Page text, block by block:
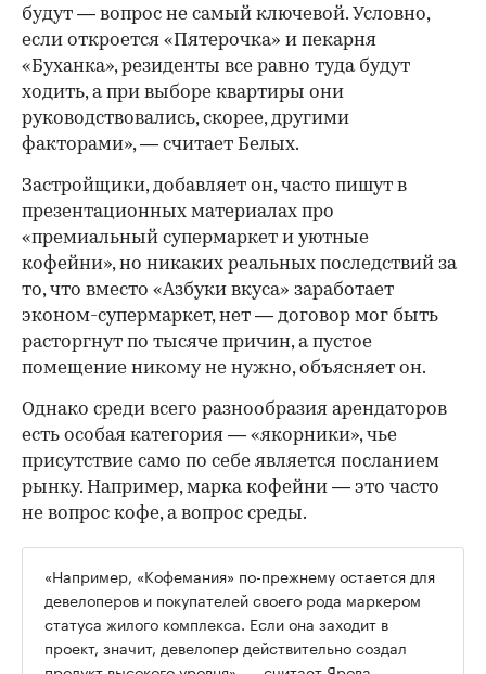
будут — вопрос не самый ключевой. Условно,
если откроется «Пятерочка» и пекарня
«Буханка», резиденты все равно туда будут
ходить, а при выборе квартиры они
руководствовались, скорее, другими
факторами», — считает Белых.
Застройщики, добавляет он, часто пишут в
презентационных материалах про
«премиальный супермаркет и уютные
кофейни», но никаких реальных последствий за
то, что вместо «Азбуки вкуса» заработает
эконом-супермаркет, нет — договор мог быть
расторгнут по тысяче причин, а пустое
помещение никому не нужно, объясняет он.
Однако среди всего разнообразия арендаторов
есть особая категория — «якорники», чье
присутствие само по себе является посланием
рынку. Например, марка кофейни — это часто
не вопрос кофе, а вопрос среды.
«Например, «Кофемания» по-прежнему остается для
девелоперов и покупателей своего рода маркером
статуса жилого комплекса. Если она заходит в
проект, значит, девелопер действительно создал